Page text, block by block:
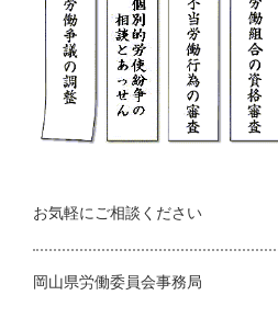
お気軽にご相談ください
岡山県労働委員会事務局